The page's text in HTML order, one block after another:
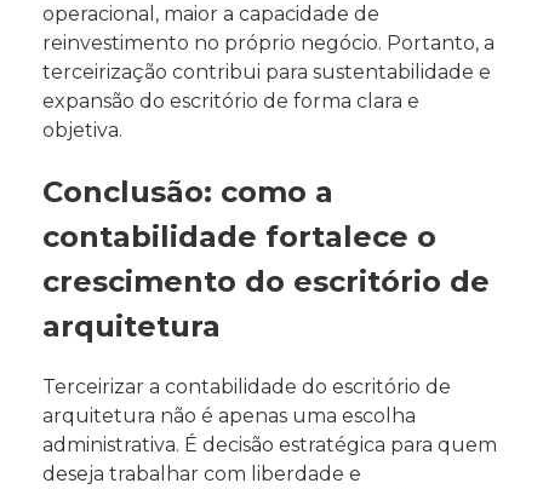
operacional, maior a capacidade de
reinvestimento no próprio negócio. Portanto, a
terceirização contribui para sustentabilidade e
expansão do escritório de forma clara e
objetiva.
Conclusão: como a
contabilidade fortalece o
crescimento do escritório de
arquitetura
Terceirizar a contabilidade do escritório de
arquitetura não é apenas uma escolha
administrativa. É decisão estratégica para quem
deseja trabalhar com liberdade e